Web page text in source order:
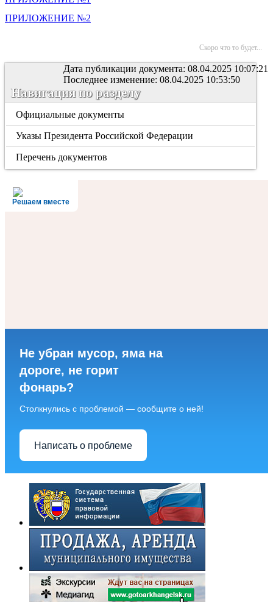
ПРИЛОЖЕНИЕ №2
Скоро что то будет...
Дата публикации документа: 08.04.2025 10:07:21
Последнее изменение: 08.04.2025 10:53:50
Навигация по разделу
Официальные документы
Указы Президента Российской Федерации
Перечень документов
Решаем вместе
Не убран мусор, яма на
дороге, не горит
фонарь?
Столкнулись с проблемой — сообщите о ней!
Написать о проблеме